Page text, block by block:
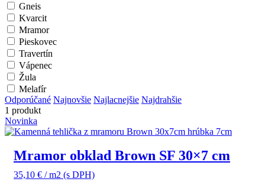
Gneis
Kvarcit
Mramor
Pieskovec
Travertín
Vápenec
Žula
Melafír
Odporúčané Najnovšie Najlacnejšie Najdrahšie
1 produkt
Novinka
Mramor obklad Brown SF 30×7 cm
35,10 € / m2 (s DPH)